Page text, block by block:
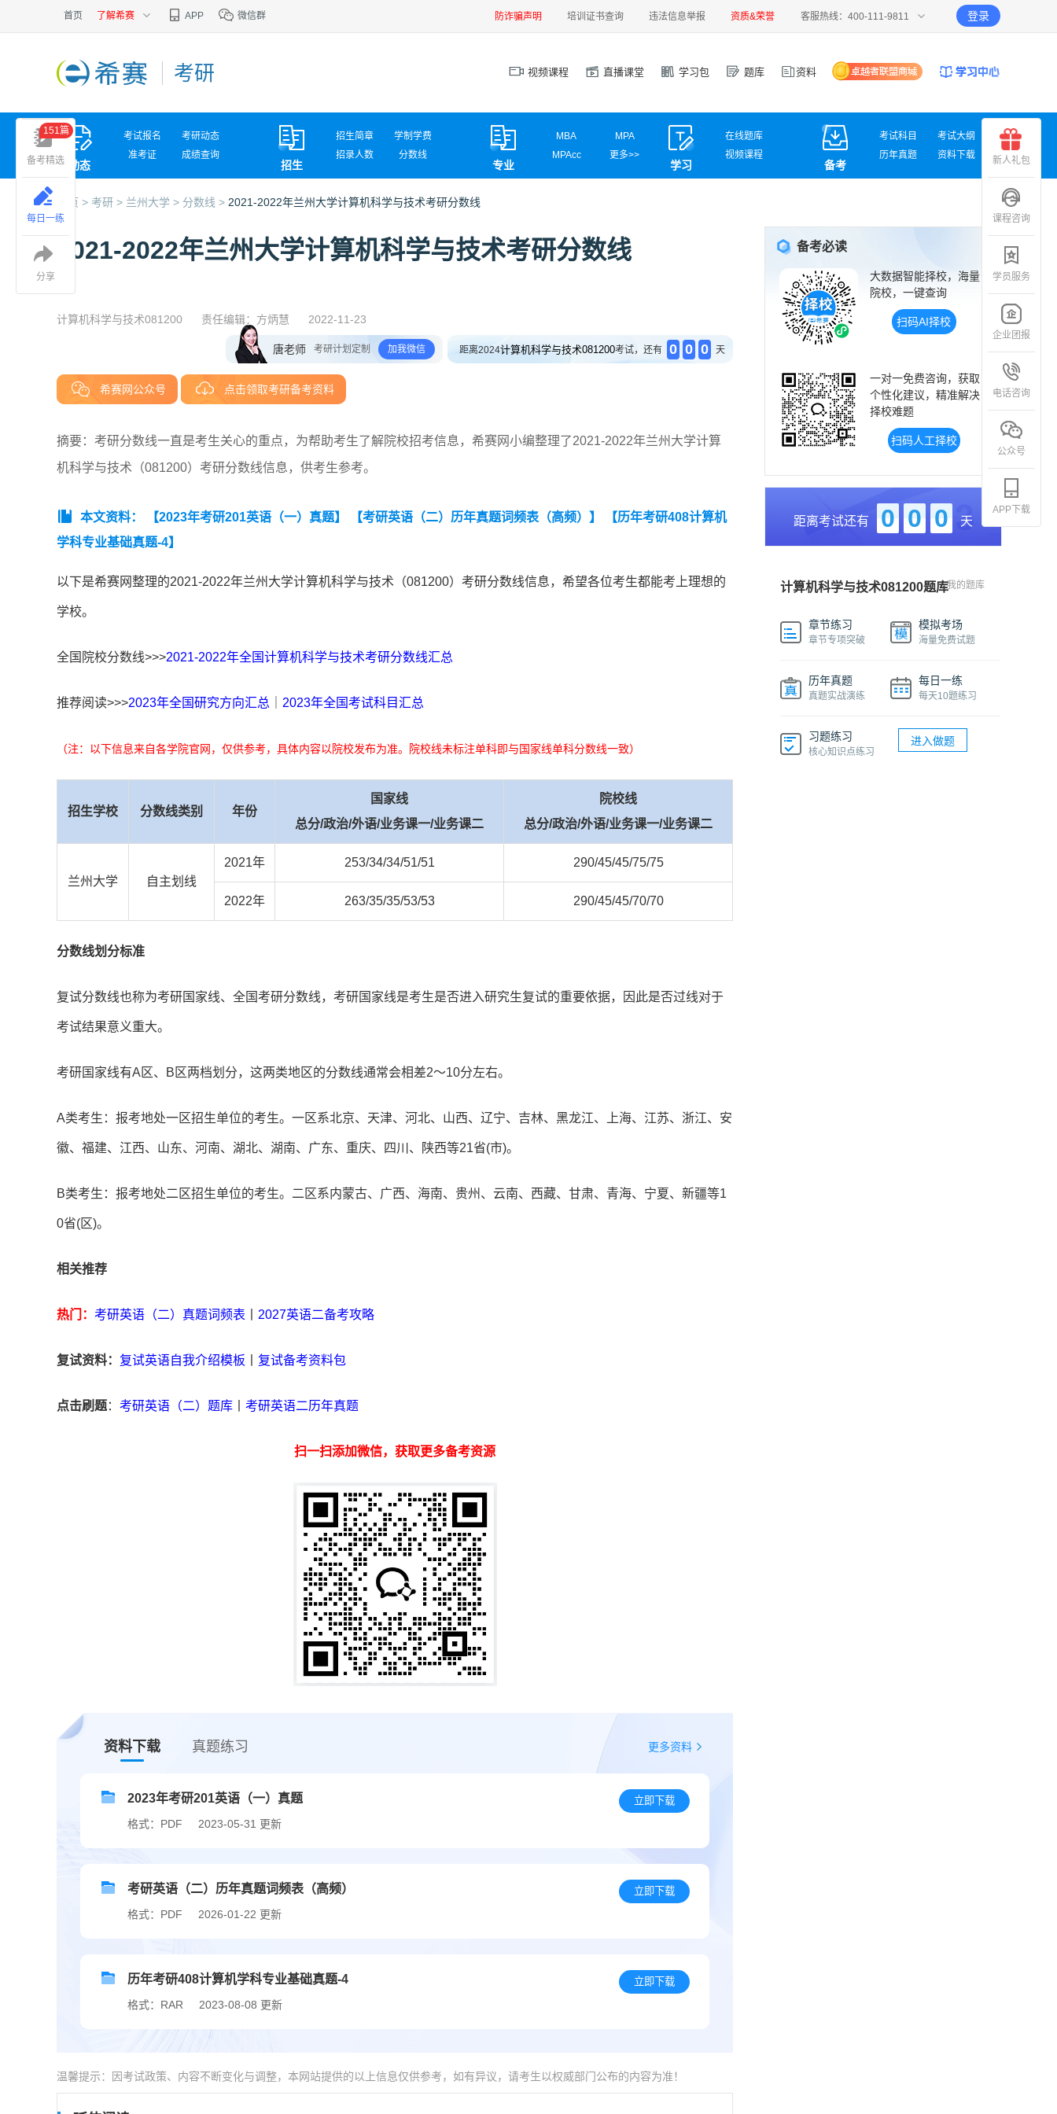
首页 了解希赛 APP 微信群 防诈骗声明 培训证书查询 违法信息举报 资质&荣誉 客服热线：400-111-9811 登录
考研 视频课程 直播课堂 学习包 题库 资料
动态
考试报名
考研动态
准考证
成绩查询
招生
招生简章
学制学费
招录人数
分数线
专业
MBA
MPA
MPAcc
更多>>
新闻传播
国际商务
学习
在线题库
视频课程
备考
考试科目
考试大纲
历年真题
资料下载
首页 > 考研 > 兰州大学 > 分数线 > 2021-2022年兰州大学计算机科学与技术考研分数线
2021-2022年兰州大学计算机科学与技术考研分数线
计算机科学与技术081200 责任编辑：方炳慧 2022-11-23
唐老师 考研计划定制 加我微信 距离2024计算机科学与技术081200考试，还有 0 0 0 天
希赛网公众号 点击领取考研备考资料
摘要：考研分数线一直是考生关心的重点，为帮助考生了解院校招考信息，希赛网小编整理了2021-2022年兰州大学计算
机科学与技术（081200）考研分数线信息，供考生参考。
本文资料： 【2023年考研201英语（一）真题】 【考研英语（二）历年真题词频表（高频）】
【历年考研408计算机
学科专业基础真题-4】
以下是希赛网整理的2021-2022年兰州大学计算机科学与技术（081200）考研分数线信息，希望各位考生都能考上理想的
学校。
全国院校分数线>>>2021-2022年全国计算机科学与技术考研分数线汇总
推荐阅读>>>2023年全国研究方向汇总 2023年全国考试科目汇总
（注：以下信息来自各学院官网，仅供参考，具体内容以院校发布为准。院校线未标注单科即与国家线单科分数线一致）
招生学校 分数线类别 年份
国家线
总分/政治/外语/业务课一/业务课二
院校线
总分/政治/外语/业务课一/业务课二
兰州大学 自主划线
2021年 253/34/34/51/51 290/45/45/75/75
2022年 263/35/35/53/53 290/45/45/70/70
分数线划分标准
复试分数线也称为考研国家线、全国考研分数线，考研国家线是考生是否进入研究生复试的重要依据，因此是否过线对于
考试结果意义重大。
考研国家线有A区、B区两档划分，这两类地区的分数线通常会相差2～10分左右。
A类考生：报考地处一区招生单位的考生。一区系北京、天津、河北、山西、辽宁、吉林、黑龙江、上海、江苏、浙江、安
徽、福建、江西、山东、河南、湖北、湖南、广东、重庆、四川、陕西等21省(市)。
B类考生：报考地处二区招生单位的考生。二区系内蒙古、广西、海南、贵州、云南、西藏、甘肃、青海、宁夏、新疆等1
0省(区)。
相关推荐
热门： 考研英语（二）真题词频表 2027英语二备考攻略
复试资料： 复试英语自我介绍模板 复试备考资料包
点击刷题： 考研英语（二）题库 考研英语二历年真题
扫一扫添加微信，获取更多备考资源
资料下载 真题练习 更多资料
2023年考研201英语（一）真题
格式：PDF 2023-05-31 更新
立即下载
考研英语（二）历年真题词频表（高频）
格式：PDF 2026-01-22 更新
立即下载
历年考研408计算机学科专业基础真题-4
格式：RAR 2023-08-08 更新
立即下载
温馨提示：因考试政策、内容不断变化与调整，本网站提供的以上信息仅供参考，如有异议，请考生以权威部门公布的内容为准！
备考必读
大数据智能择校，海量
院校，一键查询
扫码AI择校
一对一免费咨询，获取
个性化建议，精准解决
择校难题
扫码人工择校
距离考试还有 0 0 0 天
计算机科学与技术081200题库我的题库
章节练习
章节专项突破
模拟考场
海量免费试题
历年真题
真题实战演练
每日一练
每天10题练习
习题练习
核心知识点练习
进入做题
备考精选
151篇
每日一练
分享
新人礼包
课程咨询
学员服务
企业团报
电话咨询
公众号
APP下载